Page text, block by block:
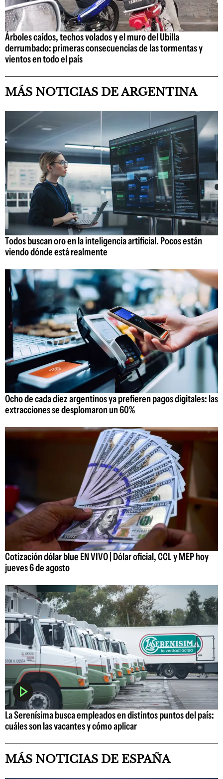
Árboles caídos, techos volados y el muro del Ubilla
derrumbado: primeras consecuencias de las tormentas y
vientos en todo el país
MÁS NOTICIAS DE ARGENTINA
Todos buscan oro en la inteligencia artificial. Pocos están
viendo dónde está realmente
Ocho de cada diez argentinos ya prefieren pagos digitales: las
extracciones se desplomaron un 60%
Cotización dólar blue EN VIVO | Dólar oficial, CCL y MEP hoy
jueves 6 de agosto
La Serenísima busca empleados en distintos puntos del país:
cuáles son las vacantes y cómo aplicar
MÁS NOTICIAS DE ESPAÑA